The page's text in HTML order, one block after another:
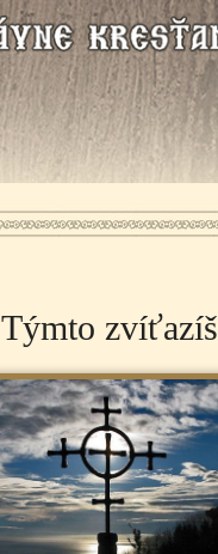
Týmto zvíťazíš